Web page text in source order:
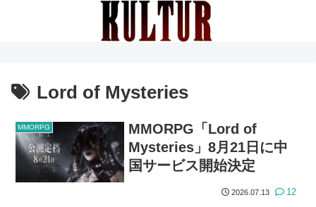
Lord of Mysteries
MMORPG
MMORPG「Lord of
Mysteries」8月21日に中
国サービス開始決定
2026.07.13 12